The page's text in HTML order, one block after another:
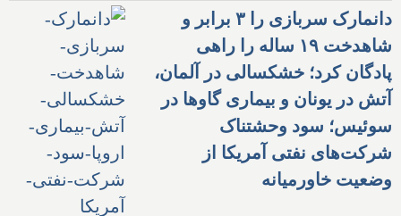
دانمارک سربازی را ۳ برابر و
شاهدخت ۱۹ ساله را راهی
پادگان کرد؛ خشکسالی در آلمان،
آتش در یونان و بیماری گاوها در
سوئیس؛ سود وحشتناک
شرکت‌های نفتی آمریکا از
وضعیت خاورمیانه